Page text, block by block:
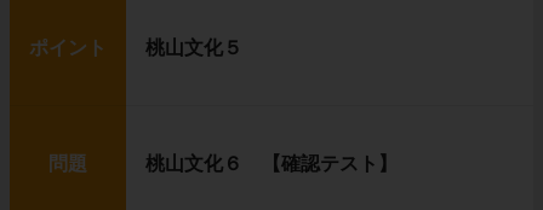
ポイント 桃山文化５
問題 桃山文化６ 【確認テスト】